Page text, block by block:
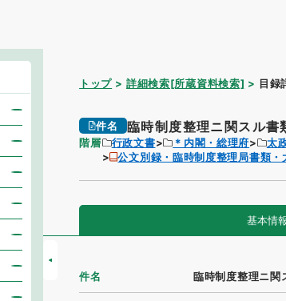
トップ 詳細検索[所蔵資料検索] 目録
件名 臨時制度整理ニ関スル
階層 行政文書 ＊内閣・総理府 太
公文別録・臨時制度整理局書類
基本情
件名 臨時制度整理ニ関